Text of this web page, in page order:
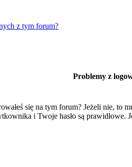
z tym forum?
Problemy z
się na tym forum? Jeżeli nie, to
i Twoje hasło są prawidłowe.